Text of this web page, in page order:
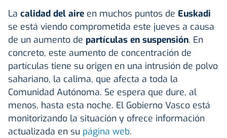
La calidad del aire en muchos puntos de Euskadi
se está viendo comprometida este jueves a causa
de un aumento de partículas en suspensión. En
concreto, este aumento de concentración de
partículas tiene su origen en una intrusión de polvo
sahariano, la calima, que afecta a toda la
Comunidad Autónoma. Se espera que dure, al
menos, hasta esta noche. El Gobierno Vasco está
monitorizando la situación y ofrece información
actualizada en su página web.